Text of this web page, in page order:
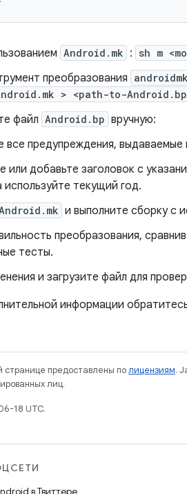
Android.mk : sh m
преобразования androidmk
> <path-to-
файл Android.bp вручную:
все предупреждения, выдаваемые
или добавьте заголовок с
используйте текущий год.
и выполните сборку с
преобразования,
тесты.
и загрузите файл для
информации
странице предоставлены полицензиям.
лиц.
18 UTC.
в Твиттере